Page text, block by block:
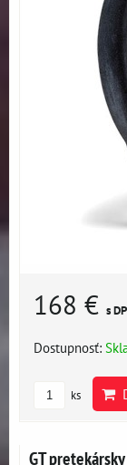
168 € s
Dostupnosť:
ks
GT